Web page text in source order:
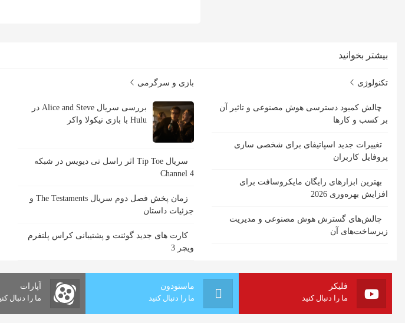
بیشتر بخوانید
تکنولوژی
چالش کمبود دسترسی هوش مصنوعی و تاثیر آن
بر کسب و کارها
تغییرات جدید اسپاتیفای برای شخصی سازی
پروفایل کاربران
بهترین ابزارهای رایگان مایکروسافت برای
افزایش بهره‌وری 2026
چالش‌های گسترش هوش مصنوعی و مدیریت
زیرساخت‌های آن
بازی و سرگرمی
بررسی سریال Alice and Steve در
Hulu با بازی نیکولا واکر
سریال Tip Toe اثر راسل تی دیویس در شبکه
Channel 4
زمان پخش فصل دوم سریال The Testaments و
جزئیات داستان
کارت های جدید گوئنت و پشتیبانی کراس پلتفرم
ویچر 3
آپارات
ما را دنبال
ماستودون
ما را دنبال کنید
فلیکر
ما را دنبال کنید